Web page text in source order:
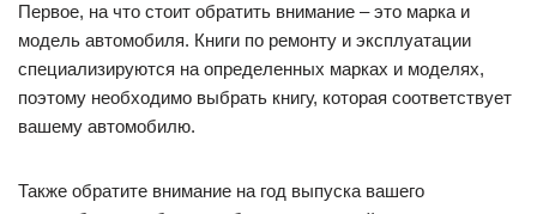
Первое, на что стоит обратить внимание – это марка и
модель автомобиля. Книги по ремонту и эксплуатации
специализируются на определенных марках и моделях,
поэтому необходимо выбрать книгу, которая соответствует
вашему автомобилю.
Также обратите внимание на год выпуска вашего